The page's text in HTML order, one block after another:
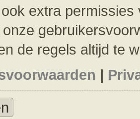
extra
de regels altijd te
|